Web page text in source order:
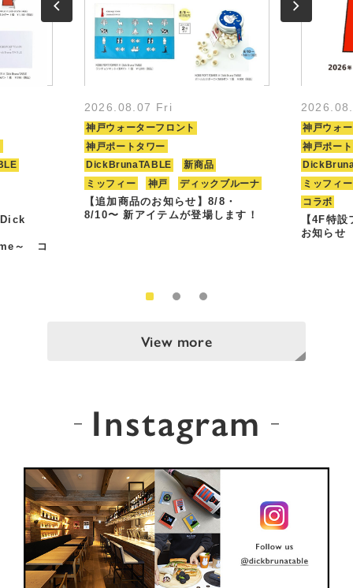
～ コ
2026.08.07 Fri
神戸ウォーターフロント
神戸ポートタワー
DickBrunaTABLE
新商品
ミッフィー
神戸 ディックブルーナ
【追加商品のお知らせ】8/8・
8/10〜 新アイテムが登場します！
神戸ウォ
神戸ポー
ミッフィー
コラボ
【4F特
お知らせ
View more
Instagram